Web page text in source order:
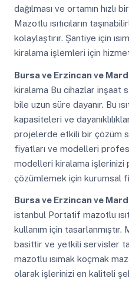
dağılması ve ortamın hızlı
Mazotlu ısıtıcıların
kolaylaştırır. Şantiye için
kiralama işlemleri için
Bursa ve Erzincan ve
kiralama Bu cihazlar inşaat
bile uzun süre dayanır. Bu
kapasiteleri ve
projelerde etkili bir çözüm
fiyatları ve modelleri
modelleri kiralama işlerinizi
çözümlemek için kurumsal
Bursa ve Erzincan ve
istanbul Portatif mazotlu
kullanım için
basittir ve yetkili servisler
mazotlu ısımak koçmak
olarak işlerinizi en kaliteli